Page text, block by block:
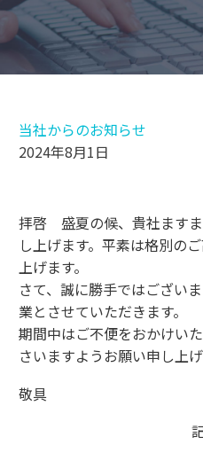
当社からのお知らせ
2024年8月1日
拝啓 盛夏の候、貴社ます
し上げます。平素は格別の
上げます。
さて、誠に勝手ではござい
業とさせていただきます。
期間中はご不便をおかけい
さいますようお願い申し上げ
敬具